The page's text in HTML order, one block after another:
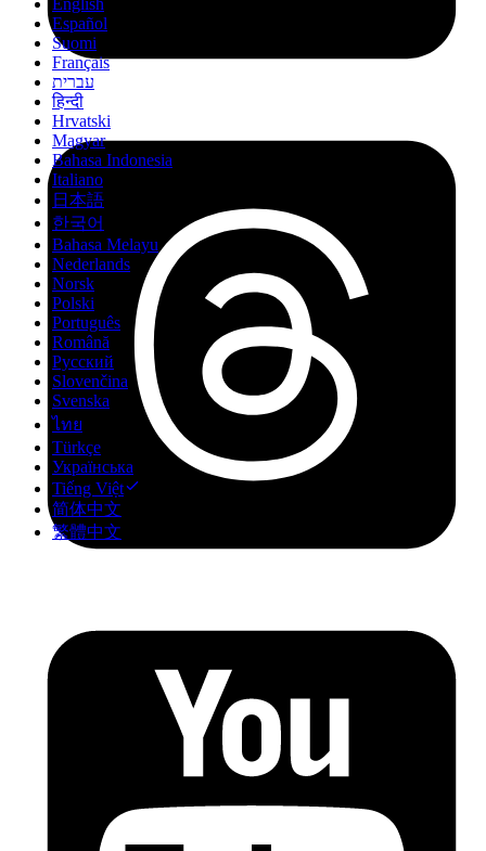
English
Español
Suomi
Français
עברית
हिन्दी
Hrvatski
Magyar
Bahasa Indonesia
Italiano
日本語
한국어
Bahasa Melayu
Nederlands
Norsk
Polski
Português
Română
Русский
Slovenčina
Svenska
ไทย
Türkçe
Українська
Tiếng Việt
简体中文
繁體中文